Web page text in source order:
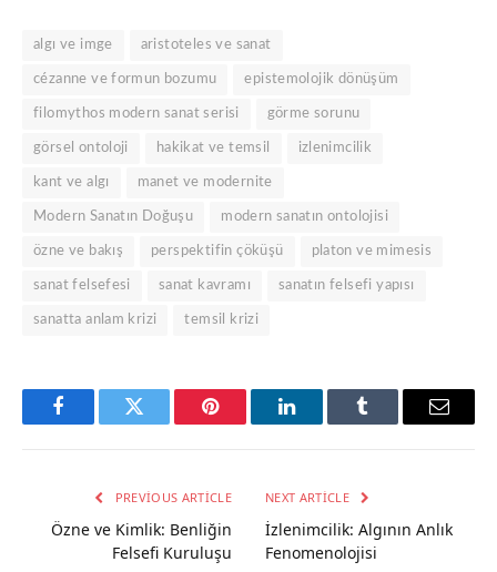
algı ve imge aristoteles ve sanat
cézanne ve formun bozumu epistemolojik dönüşüm
filomythos modern sanat serisi görme sorunu
görsel ontoloji hakikat ve temsil izlenimcilik
kant ve algı manet ve modernite
Modern Sanatın Doğuşu modern sanatın ontolojisi
özne ve bakış perspektifin çöküşü platon ve mimesis
sanat felsefesi sanat kavramı sanatın felsefi yapısı
sanatta anlam krizi temsil krizi
FacebookTwitter Pinterest LinkedInTumblr Email
PREVIOUS ARTICLE
Özne ve Kimlik: Benliğin
Felsefi Kuruluşu
NEXT ARTICLE
İzlenimcilik: Algının Anlık
Fenomenolojisi